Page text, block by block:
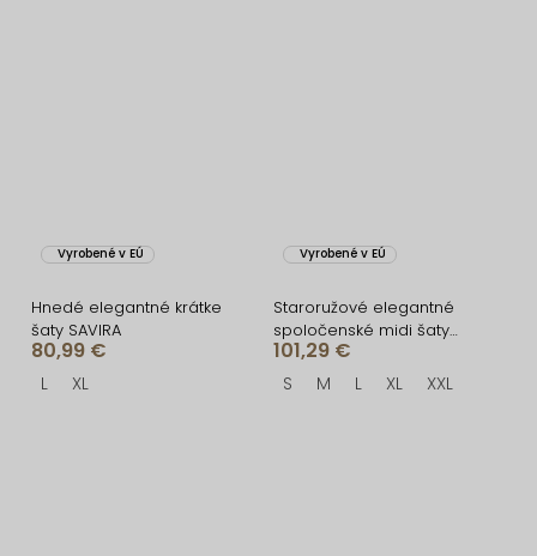
Vyrobené v EÚ
Hnedé elegantné krátke
šaty SAVIRA
80,99 €
L XL
Vyrobené v EÚ
Staroružové elegantné
spoločenské midi šaty
NORALYN
101,29 €
S M L XL XXL